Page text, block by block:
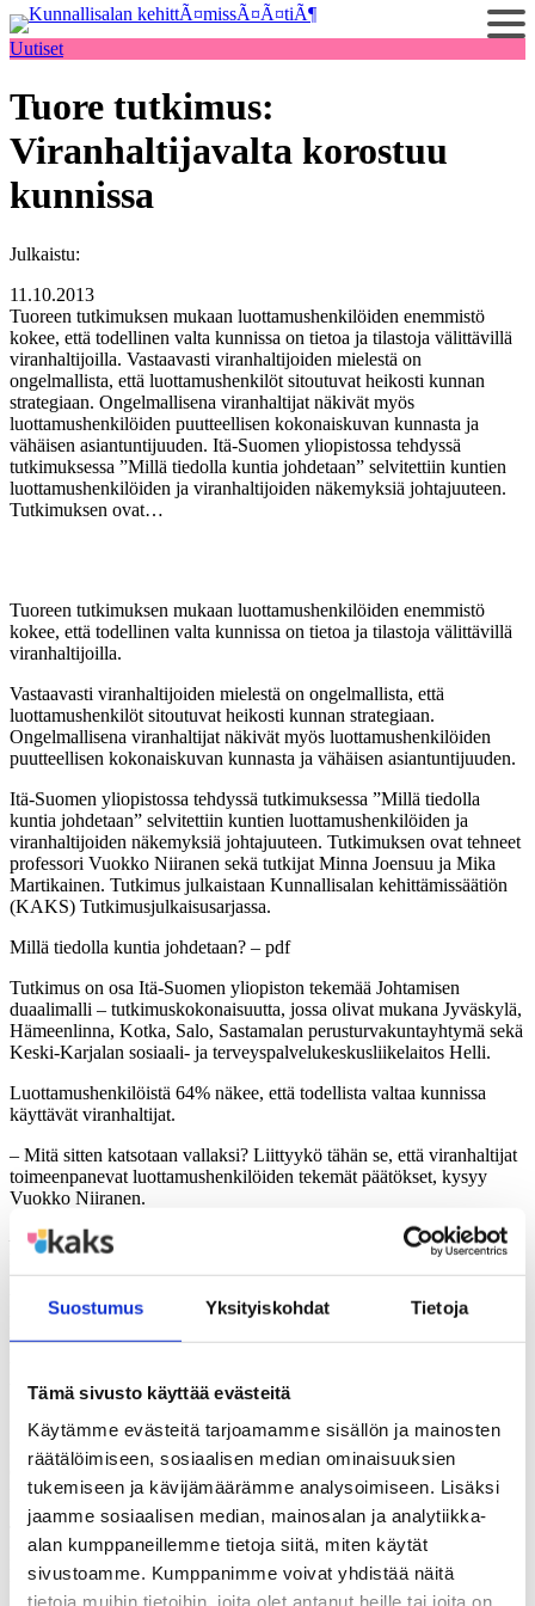
Suostumus Yksityiskohdat Tietoja
Tämä sivusto käyttää evästeitä
Käytämme evästeitä tarjoamamme sisällön ja mainosten
räätälöimiseen, sosiaalisen median ominaisuuksien
tukemiseen ja kävijämäärämme analysoimiseen. Lisäksi
jaamme sosiaalisen median, mainosalan ja analytiikka-
alan kumppaneillemme tietoja siitä, miten käytät
sivustoamme. Kumppanimme voivat yhdistää näitä
tietoja muihin tietoihin, joita olet antanut heille tai joita on
Siirry
sisältöön
Uutiset
Tuore tutkimus:
Viranhaltijavalta korostuu
kunnissa
Julkaistu:
11.10.2013
Tuoreen tutkimuksen mukaan luottamushenkilöiden enemmistö
kokee, että todellinen valta kunnissa on tietoa ja tilastoja välittävillä
viranhaltijoilla. Vastaavasti viranhaltijoiden mielestä on
ongelmallista, että luottamushenkilöt sitoutuvat heikosti kunnan
strategiaan. Ongelmallisena viranhaltijat näkivät myös
luottamushenkilöiden puutteellisen kokonaiskuvan kunnasta ja
vähäisen asiantuntijuuden. Itä-Suomen yliopistossa tehdyssä
tutkimuksessa ”Millä tiedolla kuntia johdetaan” selvitettiin kuntien
luottamushenkilöiden ja viranhaltijoiden näkemyksiä johtajuuteen.
Tutkimuksen ovat…
Tuoreen tutkimuksen mukaan luottamushenkilöiden enemmistö
kokee, että todellinen valta kunnissa on tietoa ja tilastoja välittävillä
viranhaltijoilla.
Vastaavasti viranhaltijoiden mielestä on ongelmallista, että
luottamushenkilöt sitoutuvat heikosti kunnan strategiaan.
Ongelmallisena viranhaltijat näkivät myös luottamushenkilöiden
puutteellisen kokonaiskuvan kunnasta ja vähäisen asiantuntijuuden.
Itä-Suomen yliopistossa tehdyssä tutkimuksessa ”Millä tiedolla
kuntia johdetaan” selvitettiin kuntien luottamushenkilöiden ja
viranhaltijoiden näkemyksiä johtajuuteen. Tutkimuksen ovat tehneet
professori Vuokko Niiranen sekä tutkijat Minna Joensuu ja Mika
Martikainen. Tutkimus julkaistaan Kunnallisalan kehittämissäätiön
(KAKS) Tutkimusjulkaisusarjassa.
Millä tiedolla kuntia johdetaan? – pdf
Tutkimus on osa Itä-Suomen yliopiston tekemää Johtamisen
duaalimalli – tutkimuskokonaisuutta, jossa olivat mukana Jyväskylä,
Hämeenlinna, Kotka, Salo, Sastamalan perusturvakuntayhtymä sekä
Keski-Karjalan sosiaali- ja terveyspalvelukeskusliikelaitos Helli.
Luottamushenkilöistä 64% näkee, että todellista valtaa kunnissa
käyttävät viranhaltijat.
– Mitä sitten katsotaan vallaksi? Liittyykö tähän se, että viranhaltijat
toimeenpanevat luottamushenkilöiden tekemät päätökset, kysyy
Vuokko Niiranen.
– Päätöksen toimeenpano kuuluu viranhaltijalle, mutta tietääkö
luottamushenkilö mitä päätöksestä seuraa.
Yli puolet luottamushenkilöistä kertoi käyttävänsä 6-20 päivää
kuukaudessa luottamustoimen hoitoon. Seminaarien lisäksi osa
heistä haluaisi syvällisempää perehtymistä ja enemmän tutkittua
tiloja, joihin mennä hoitamaan luottamustehtävää.
Luottamushenkilön ja viranhaltijoiden suhteista sekä
luottamushenkilön koulutuksesta riippuu, ottaako hän vastaan
esittelijän tiedon sellaisenaan vai etsiikö hän aktiivisesti lisätietoa
päätöksenteon pohjaksi.
Tutkimuksen mukaan kuntien viranhaltijajohto piti
luottamushenkilöiden tietoperustaa jonkin verran suppeampana kuin
luottamushenkilöt itse.